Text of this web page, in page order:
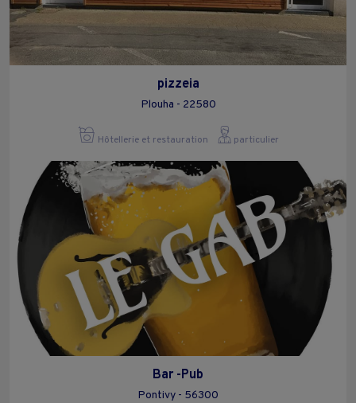
pizzeia
Plouha - 22580
Hôtellerie et restauration particulier
Bar -Pub
Pontivy - 56300